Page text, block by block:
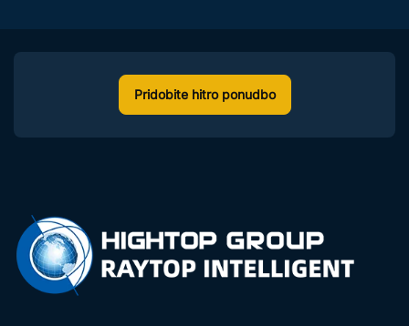
Pridobite hitro ponudbo